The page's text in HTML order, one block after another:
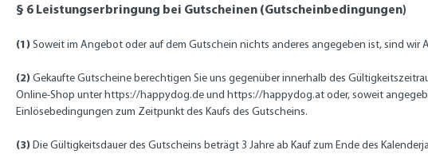
§ 6 Leistungserbringung bei Gutscheinen (Gutscheinbedingungen)
(1)Soweit im Angebot oder auf dem Gutschein nichts anderes angegeben ist, sind wir
(2)Gekaufte Gutscheine berechtigen Sie uns gegenüber innerhalb des
Online-Shop unterhttps://happydog.de und https://happydog.atoder, soweit
Einlösebedingungen zum Zeitpunkt des Kaufs des Gutscheins.
(3)Die Gültigkeitsdauer des Gutscheins beträgt 3 Jahre ab Kauf zum Ende des